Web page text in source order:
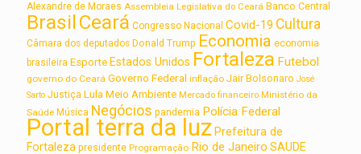
Alexandre de Moraes Assembleia Legislativa do Ceará Banco Central
BrasilCeará Congresso Nacional Covid-19 Cultura
Câmara dos deputados Donald Trump Economia economia
brasileira Esporte Estados Unidos Fortaleza Futebol
governo do Ceará Governo Federal inflação Jair Bolsonaro José
Sarto Justiça Lula Meio Ambiente Mercado financeiro Ministério da
Saúde Música Negócios pandemia Polícia Federal
Portal terra da luz Prefeitura de
Fortaleza presidente Programação Rio de Janeiro SAUDE